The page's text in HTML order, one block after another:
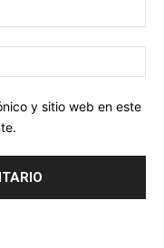
y sitio web en este